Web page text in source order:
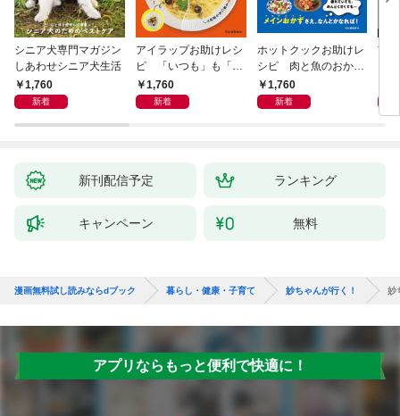
シニア犬専門マガジン
しあわせシニア犬生活
1,760
新着
アイラップお助けレシ
ピ 「いつも」も「も
しも」もおいしい！
1,760
新着
ホットクックお助けレ
シピ 肉と魚のおか
ず 少ない材料＆調味
料で、あとはスイッチ
1,760
新着
首
リ
昇
新刊配信予定 ランキング
キャンペーン 無料
漫画無料試し読みならdブック 暮らし・健康・子育て 妙ちゃんが行く！ 妙
アプリならもっと便利で快適に！